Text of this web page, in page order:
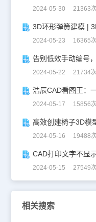
2024-05-30 21363次
3D环形弹簧建模 |
2024-05-23 16365次
2024-05-22 21734次
2024-05-17 15856次
2024-05-16 19488次
2024-05-15 27549次
相关搜索